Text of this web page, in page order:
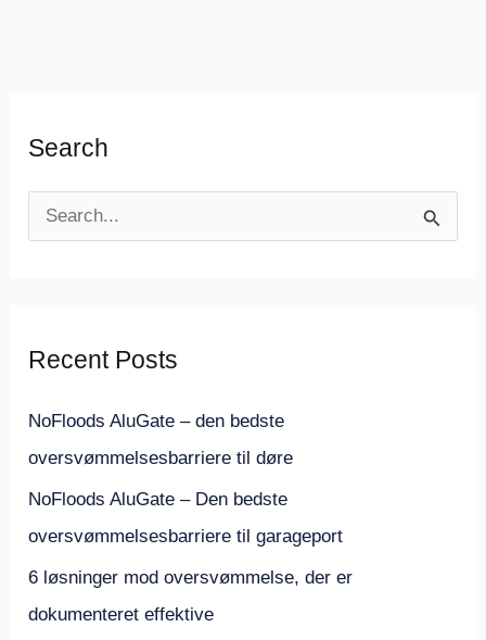
Search
fRecent Posts
NoFloods AluGate – den bedste
oversvømmelsesbarriere til døre
NoFloods AluGate – Den bedste
oversvømmelsesbarriere til garageport
6 løsninger mod oversvømmelse, der er
dokumenteret effektive